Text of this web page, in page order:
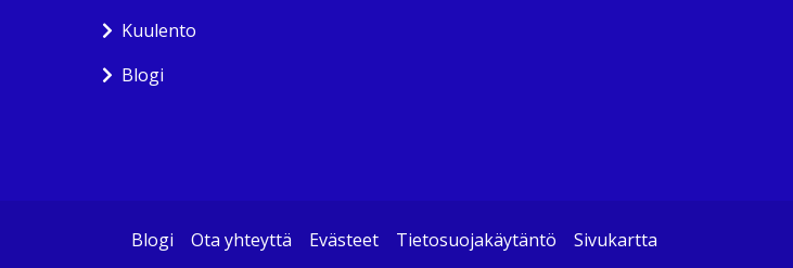
Kuulento
Blogi
Blogi Ota yhteyttä Evästeet Tietosuojakäytäntö Sivukartta